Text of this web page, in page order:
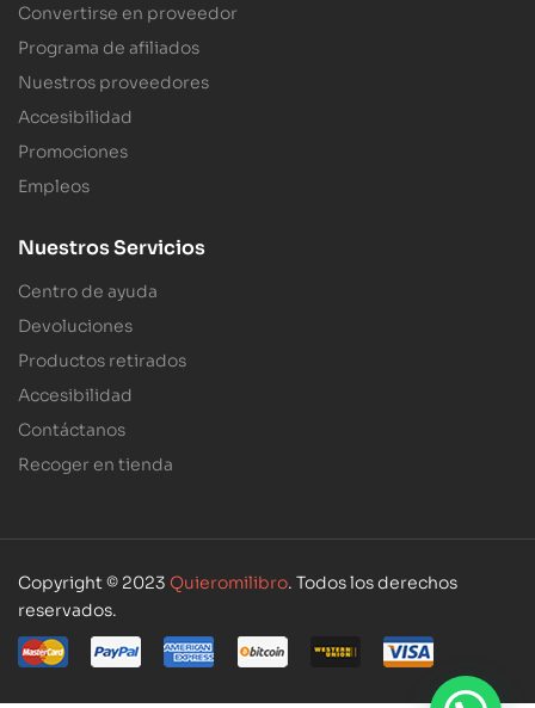
Convertirse en proveedor
Programa de afiliados
Nuestros proveedores
Accesibilidad
Promociones
Empleos
Nuestros Servicios
Centro de ayuda
Devoluciones
Productos retirados
Accesibilidad
Contáctanos
Recoger en tienda
Copyright © 2023 Quieromilibro. Todos los derechos
reservados.